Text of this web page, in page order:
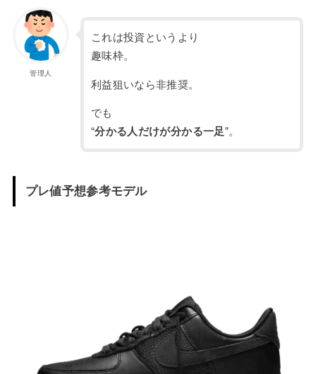
管理人
これは投資というより
趣味枠。
利益狙いなら非推奨。
でも
“分かる人だけが分かる一足”。
プレ値予想参考モデル